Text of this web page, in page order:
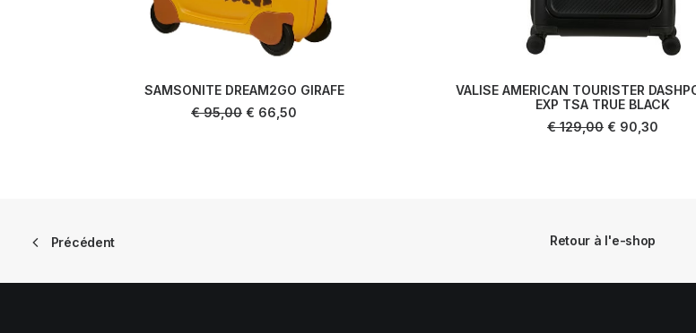
SAMSONITE DREAM2GO GIRAFE
€95,00 Le
€ 66,50
AJOUTER AU PANIER
VALISE AMERICAN TOURISTER
EXP TSA TRUE BLACK
€129,00 Le
€ 90,30
Précédent Retour à l'e-shop